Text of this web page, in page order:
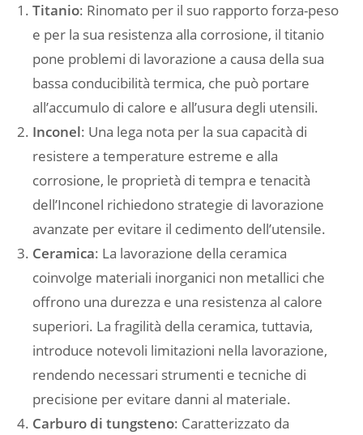
Titanio: Rinomato per il suo rapporto forza-peso
e per la sua resistenza alla corrosione, il titanio
pone problemi di lavorazione a causa della sua
bassa conducibilità termica, che può portare
all’accumulo di calore e all’usura degli utensili.
Inconel: Una lega nota per la sua capacità di
resistere a temperature estreme e alla
corrosione, le proprietà di tempra e tenacità
dell’Inconel richiedono strategie di lavorazione
avanzate per evitare il cedimento dell’utensile.
Ceramica: La lavorazione della ceramica
coinvolge materiali inorganici non metallici che
offrono una durezza e una resistenza al calore
superiori. La fragilità della ceramica, tuttavia,
introduce notevoli limitazioni nella lavorazione,
rendendo necessari strumenti e tecniche di
precisione per evitare danni al materiale.
Carburo di tungsteno: Caratterizzato da